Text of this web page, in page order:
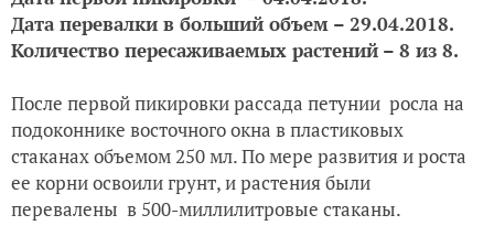
Дата перевалки в больший объем – 29.04.2018.
Количество пересаживаемых растений – 8 из 8.
После первой пикировки рассада петунии росла на
подоконнике восточного окна в пластиковых
стаканах объемом 250 мл. По мере развития и роста
ее корни освоили грунт, и растения были
перевалены в 500-миллилитровые стаканы.